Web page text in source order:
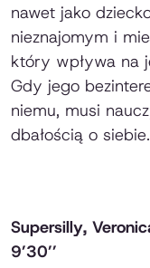
nawet jako
nieznajomym i
który wpływa na
Gdy jego
niemu, musi
dbałością o siebie.
Supersilly,
9’30’’